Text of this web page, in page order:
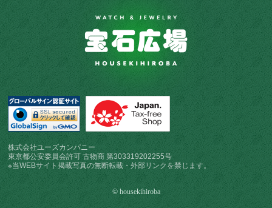
株式会社ユーズカンパニー
東京都公安委員会許可 古物商 第303319202255号
※当WEBサイト掲載写真の無断転載・外部リンクを禁じます。
© housekihiroba